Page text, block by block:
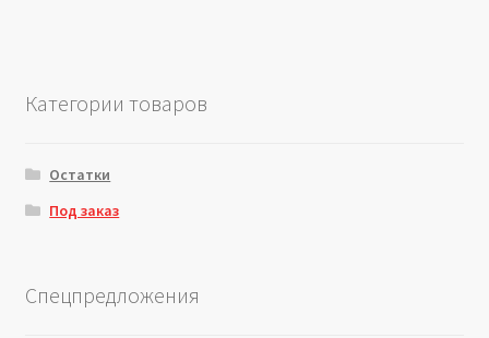
Категории товаров
Остатки
Под заказ
Спецпредложения